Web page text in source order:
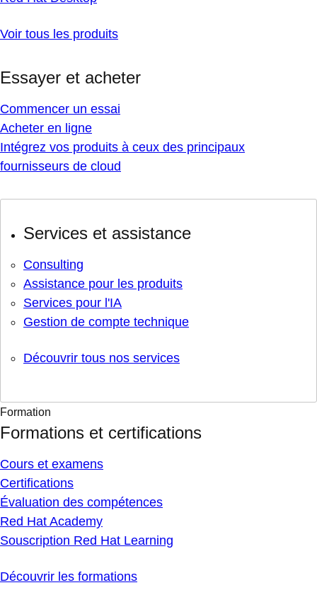
Voir tous les produits
Essayer et acheter
Commencer un essai
Acheter en ligne
Intégrez vos produits à ceux des principaux
fournisseurs de cloud
Services et assistance
Consulting
Assistance pour les produits
Services pour l'IA
Gestion de compte technique
Découvrir tous nos services
Formation
Formations et certifications
Cours et examens
Certifications
Évaluation des compétences
Red Hat Academy
Souscription Red Hat Learning
Découvrir les formations